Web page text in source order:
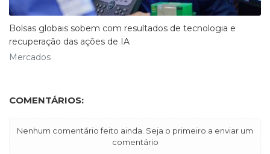
Bolsas globais sobem com resultados de tecnologia e
recuperação das ações de IA
Mercados
COMENTÁRIOS:
Nenhum comentário feito ainda. Seja o primeiro a enviar um
comentário